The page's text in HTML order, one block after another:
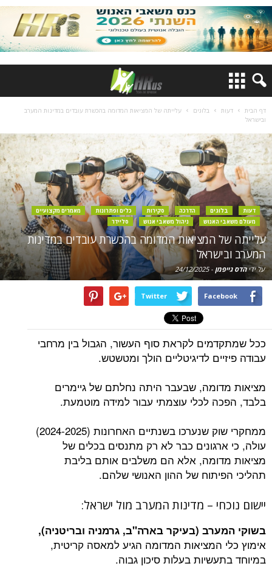
דף הבית דעות בלוגים
עלייתה של המציאות המדומה בהכשרת עובדים במדינות המערב
ובישראל
דעות בלוגים הדרכה סקירות כלים ופתרונות
מאמרים מקצועיים
מעולם משאבי האנוש
ניהול משאבי אנוש סליידר
עלייתה של המציאות המדומה בהכשרת עובדים במדינות
המערב ובישראל
על ידיהדס גייפמן -
24/12/2025
Facebook
Twitter
ככל שמתקדמים לקראת סוף העשור, הגבול בין מרחבי
עבודה פיזיים לדיגיטליים הולך ומטשטש.
מציאות מדומה, שבעבר היתה נחלתם של גיימרים
בלבד, הפכה לכלי עוצמתי עבור למידה מוטמעת.
ממחקרי שוק שנערכו בשנתיים האחרונות (2024-2025)
עולה, כי ארגונים כבר לא רק מתנסים בכלים של
מציאות מדומה, אלא הם משלבים אותם בליבת
תהליכי הפיתוח של ההון האנושי שלהם.
יישום נוכחי – מדינות המערב מול ישראל:
בשוקי המערב (בעיקר בארה"ב, גרמניה ובריטניה),
אימוץ כלי המציאות המדומה הגיע למאסה קריטית,
במיוחד בתעשיות בעלות סיכון גבוה.